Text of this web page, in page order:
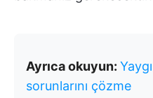
Ayrıca okuyun:
sorunlarını çözme